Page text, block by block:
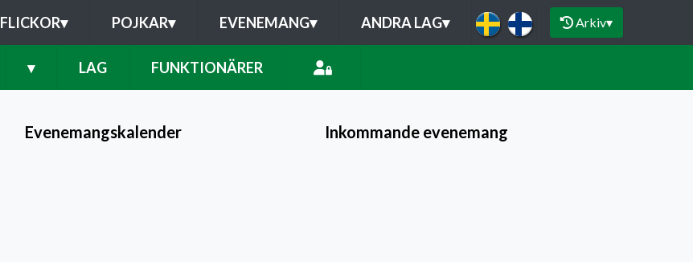
FLICKOR▾ POJKAR▾ EVENEMANG▾ ANDRA LAG▾ Arkiv▾
▾ LAG FUNKTIONÄRER
Evenemangskalender Inkommande evenemang